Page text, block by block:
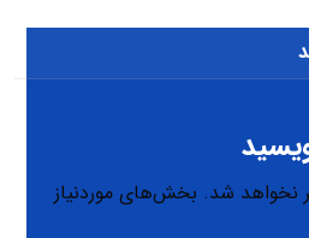
نخواهد شد. بخش‌های موردنیاز